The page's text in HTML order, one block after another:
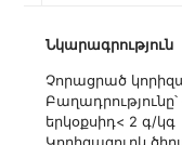
Նկարագրություն
Չորացրած
երկօքսիդ< 2 գ/կգ